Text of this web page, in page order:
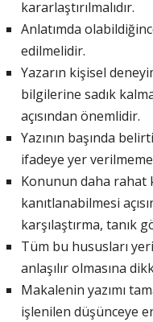
kararlaştırılmalıdır.
Anlatımda
edilmelidir.
Yazarın kişisel
bilgilerine sadık
açısından önemlidir.
Yazının başında
ifadeye yer
Konunun daha rahat
kanıtlanabilmesi
karşılaştırma, tanık
Tüm bu hususları
anlaşılır olmasına
Makalenin yazımı
işlenilen düşünceye